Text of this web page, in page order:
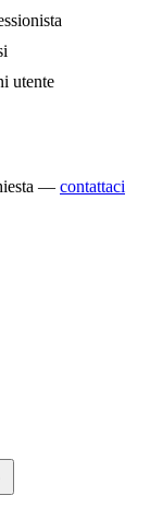
utente
— contattaci